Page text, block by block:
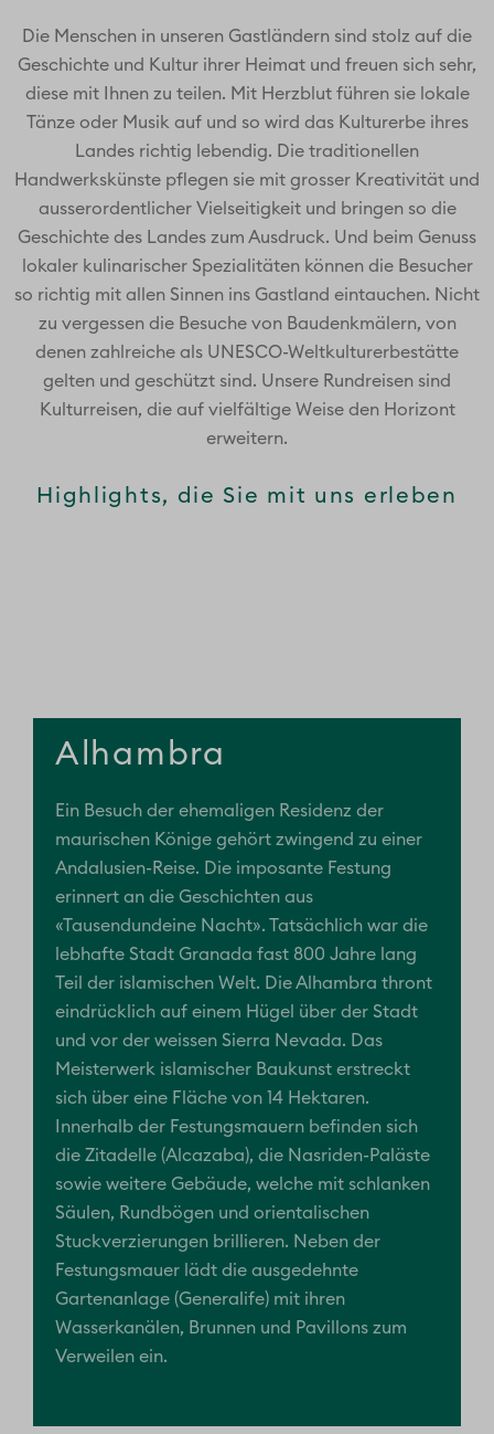
Die Menschen in unseren Gastländern sind stolz auf die
Geschichte und Kultur ihrer Heimat und freuen sich sehr,
diese mit Ihnen zu teilen. Mit Herzblut führen sie lokale
Tänze oder Musik auf und so wird das Kulturerbe ihres
Landes richtig lebendig. Die traditionellen
Handwerkskünste pflegen sie mit grosser Kreativität und
ausserordentlicher Vielseitigkeit und bringen so die
Geschichte des Landes zum Ausdruck. Und beim Genuss
lokaler kulinarischer Spezialitäten können die Besucher
so richtig mit allen Sinnen ins Gastland eintauchen. Nicht
zu vergessen die Besuche von Baudenkmälern, von
denen zahlreiche als UNESCO-Weltkulturerbestätte
gelten und geschützt sind. Unsere Rundreisen sind
Kulturreisen, die auf vielfältige Weise den Horizont
erweitern.
Highlights, die Sie mit uns erleben
Alhambra
Ein Besuch der ehemaligen Residenz der
maurischen Könige gehört zwingend zu einer
Andalusien-Reise. Die imposante Festung
erinnert an die Geschichten aus
«Tausendundeine Nacht». Tatsächlich war die
lebhafte Stadt Granada fast 800 Jahre lang
Teil der islamischen Welt. Die Alhambra thront
eindrücklich auf einem Hügel über der Stadt
und vor der weissen Sierra Nevada. Das
Meisterwerk islamischer Baukunst erstreckt
sich über eine Fläche von 14 Hektaren.
Innerhalb der Festungsmauern befinden sich
die Zitadelle (Alcazaba), die Nasriden-Paläste
sowie weitere Gebäude, welche mit schlanken
Säulen, Rundbögen und orientalischen
Stuckverzierungen brillieren. Neben der
Festungsmauer lädt die ausgedehnte
Gartenanlage (Generalife) mit ihren
Wasserkanälen, Brunnen und Pavillons zum
Verweilen ein.